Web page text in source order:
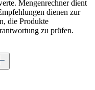
Mengenrechner dient
dienen zur
die Produkte
zu prüfen.